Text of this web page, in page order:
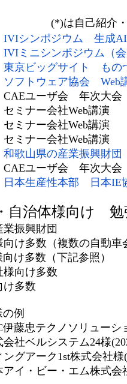
演
(*)は自己紹介
IVIシンポジウム 生成AI
IVIミニシンポジウム（
東京ビッグサイト もの
ソフトウェア協会 Web
ーザ会 年次大会
ー会社Web講演
ー会社Web講演
ー会社Web講演
和歌山県の産業振興財団
ーザ会 年次大会
日本生産性本部 日本IE
治体様向け 勉
興財団
（複数の自動車会社
数（下記参照）
け多数
多数
例
ソリューションズ
テム24様
株式会社様
エム株式会社様